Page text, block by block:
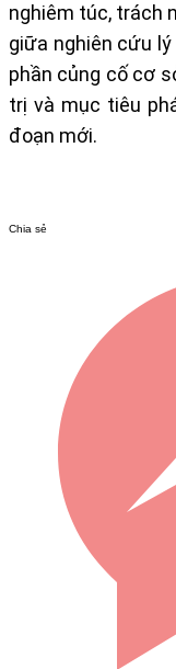
nghiêm túc, trách
giữa nghiên cứu
phần củng cố cơ
trị và mục tiêu
đoạn mới.
Chia sẻ